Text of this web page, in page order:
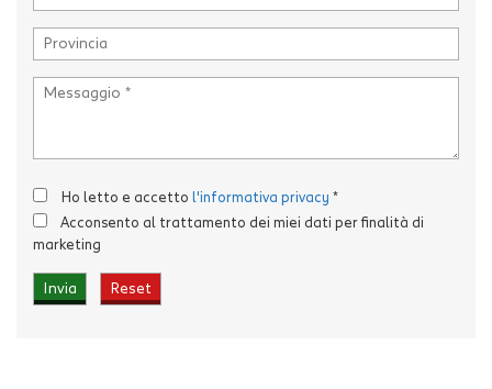
Ho letto e accetto l'informativa privacy *
Acconsento al trattamento dei miei dati per finalità di
marketing